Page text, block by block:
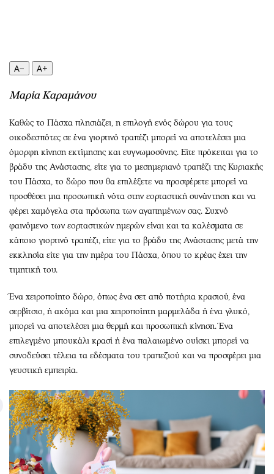
Πολιτισμός
Σινεμά
Μουσική
Βιβλίο
Χειρόγραφα
Uncut
Προσφορές
Προσωπικότητες στην ''Κ''
Επιστολές
A− A+
Μαρία Καραμάνου
Καθώς το Πάσχα πλησιάζει, η επιλογή ενός δώρου για τους
οικοδεσπότες σε ένα γιορτινό τραπέζι μπορεί να αποτελέσει μια
όμορφη κίνηση εκτίμησης και ευγνωμοσύνης. Είτε πρόκειται για το
βράδυ της Ανάστασης, είτε για το μεσημεριανό τραπέζι της Κυριακής
του Πάσχα, το δώρο που θα επιλέξετε να προσφέρετε μπορεί να
προσθέσει μια προσωπική νότα στην εορταστική συνάντηση και να
φέρει χαμόγελα στα πρόσωπα των αγαπημένων σας. Συχνό
φαινόμενο των εορταστικών ημερών είναι και τα καλέσματα σε
κάποιο γιορτινό τραπέζι, είτε για το βράδυ της Ανάστασης μετά την
εκκλησία είτε για την ημέρα του Πάσχα, όπου το κρέας έχει την
τιμητική του.
Ένα χειροποίητο δώρο, όπως ένα σετ από ποτήρια κρασιού, ένα
σερβίτσιο, ή ακόμα και μια χειροποίητη μαρμελάδα ή ένα γλυκό,
μπορεί να αποτελέσει μια θερμή και προσωπική κίνηση. Ένα
επιλεγμένο μπουκάλι κρασί ή ένα παλαιωμένο ουίσκι μπορεί να
συνοδεύσει τέλεια τα εδέσματα του τραπεζιού και να προσφέρει μια
γευστική εμπειρία.